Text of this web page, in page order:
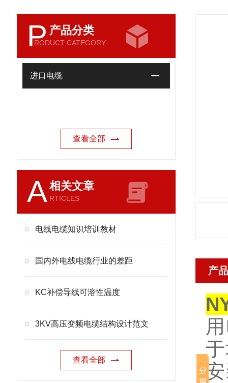
P 产品分类
RODUCT CATEGORY
进口电缆
查看全部
A相关文章
RTICLES
电线电缆知识培训教材
国内外电线电缆行业的差距
KC补偿导线可溶性温度
3KV高压变频电缆结构设计范文
查看全部
产